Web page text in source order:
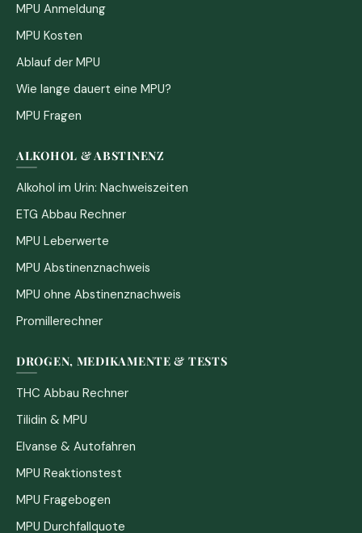
MPU Anmeldung
MPU Kosten
Ablauf der MPU
Wie lange dauert eine MPU?
MPU Fragen
ALKOHOL & ABSTINENZ
Alkohol im Urin: Nachweiszeiten
ETG Abbau Rechner
MPU Leberwerte
MPU Abstinenznachweis
MPU ohne Abstinenznachweis
Promillerechner
DROGEN, MEDIKAMENTE & TESTS
THC Abbau Rechner
Tilidin & MPU
Elvanse & Autofahren
MPU Reaktionstest
MPU Fragebogen
MPU Durchfallquote